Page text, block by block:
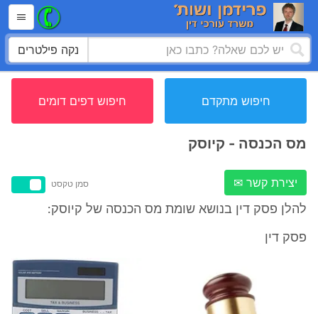
נקה פילטרים
חיפוש מתקדם חיפוש דפים דומים
מס הכנסה - קיוסק
יצירת קשר ✉ סמן טקסט
להלן פסק דין בנושא שומת מס הכנסה של קיוסק:
פסק דין